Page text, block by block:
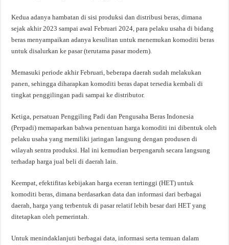
Kedua adanya hambatan di sisi produksi dan distribusi beras, dimana
sejak akhir 2023 sampai awal Februari 2024, para pelaku usaha di bidang
beras menyampaikan adanya kesulitan untuk menemukan komoditi beras
untuk disalurkan ke pasar (terutama pasar modern).
Memasuki periode akhir Februari, beberapa daerah sudah melakukan
panen, sehingga diharapkan komoditi beras dapat tersedia kembali di
tingkat penggilingan padi sampai ke distributor.
Ketiga, persatuan Penggiling Padi dan Pengusaha Beras Indonesia
(Perpadi) memaparkan bahwa penentuan harga komoditi ini dibentuk oleh
pelaku usaha yang memiliki jaringan langsung dengan produsen di
wilayah sentra produksi. Hal ini kemudian berpengaruh secara langsung
terhadap harga jual beli di daerah lain.
Keempat, efektifitas kebijakan harga eceran tertinggi (HET) untuk
komoditi beras, dimana berdasarkan data dan informasi dari berbagai
daerah, harga yang terbentuk di pasar relatif lebih besar dari HET yang
ditetapkan oleh pemerintah.
Untuk menindaklanjuti berbagai data, informasi serta temuan dalam